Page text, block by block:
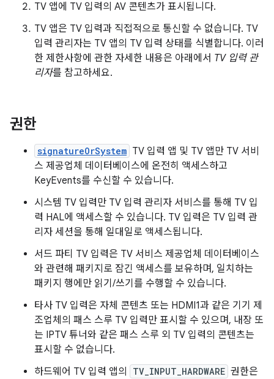
TV 앱에 TV 입력의 AV 콘텐츠가 표시됩니다.
TV 앱은 TV 입력과 직접적으로 통신할 수 없습니다. TV
입력 관리자는 TV 앱의 TV 입력 상태를 식별합니다. 이러
한 제한사항에 관한 자세한 내용은 아래에서 TV 입력 관
리자를 참고하세요.
권한
signatureOrSystem TV 입력 앱 및 TV 앱만 TV 서비
스 제공업체 데이터베이스에 온전히 액세스하고
KeyEvents를 수신할 수 있습니다.
시스템 TV 입력만 TV 입력 관리자 서비스를 통해 TV 입
력 HAL에 액세스할 수 있습니다. TV 입력은 TV 입력 관
리자 세션을 통해 일대일로 액세스됩니다.
서드 파티 TV 입력은 TV 서비스 제공업체 데이터베이스
와 관련해 패키지로 잠긴 액세스를 보유하며, 일치하는
패키지 행에만 읽기/쓰기를 수행할 수 있습니다.
타사 TV 입력은 자체 콘텐츠 또는 HDMI1과 같은 기기 제
조업체의 패스 스루 TV 입력만 표시할 수 있으며, 내장 또
는 IPTV 튜너와 같은 패스 스루 외 TV 입력의 콘텐츠는
표시할 수 없습니다.
하드웨어 TV 입력 앱의
TV_INPUT_HARDWARE 권한은